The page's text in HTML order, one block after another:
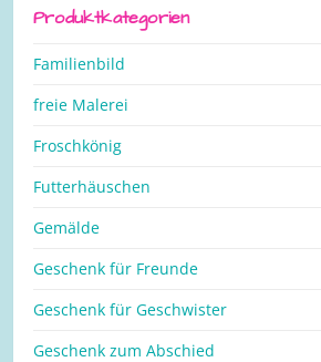
Produktkategorien
Familienbild
freie Malerei
Froschkönig
Futterhäuschen
Gemälde
Geschenk für Freunde
Geschenk für Geschwister
Geschenk zum Abschied